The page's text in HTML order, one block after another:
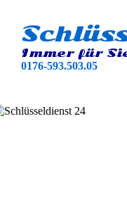
Immer für
0176-593.503.05